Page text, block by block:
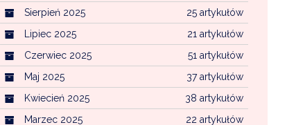
25 artykułów
Sierpień 2025
21 artykułów
Lipiec 2025
51 artykułów
Czerwiec 2025
37 artykułów
Maj 2025
38 artykułów
Kwiecień 2025
22 artykułów
Marzec 2025